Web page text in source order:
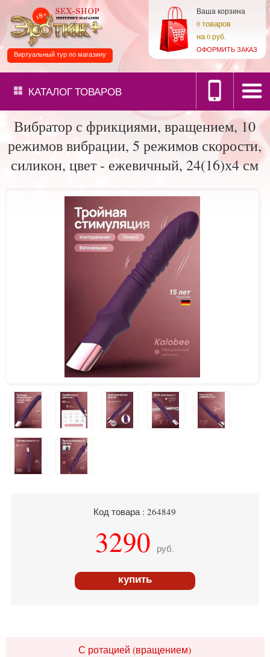
Ваша корзина
0товаров
на0 руб.
ОФОРМИТЬ ЗАКАЗ
Виртуальный тур по магазину
КАТАЛОГТОВАРОВ
Вибратор с фрикциями, вращением, 10
режимов вибрации, 5 режимов скорости,
силикон, цвет - ежевичный, 24(16)х4 см
Код товара : 264849
3290 руб.
купить
С ротацией (вращением)